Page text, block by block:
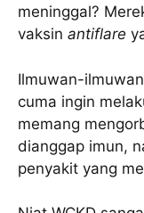
meninggal?
vaksin antiflare
Ilmuwan-
cuma ingin
memang
dianggap imun,
penyakit yang